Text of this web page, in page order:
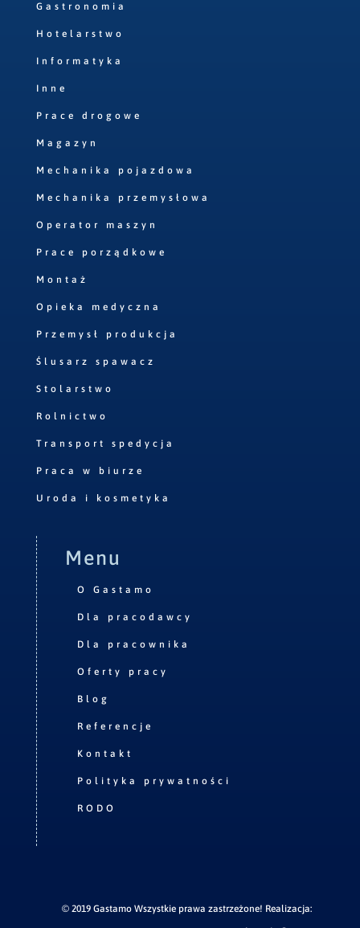
Gastronomia
Hotelarstwo
Informatyka
Inne
Prace drogowe
Magazyn
Mechanika pojazdowa
Mechanika przemysłowa
Operator maszyn
Prace porządkowe
Montaż
Opieka medyczna
Przemysł produkcja
Ślusarz spawacz
Stolarstwo
Rolnictwo
Transport spedycja
Praca w biurze
Uroda i kosmetyka
Menu
O Gastamo
Dla pracodawcy
Dla pracownika
Oferty pracy
Blog
Referencje
Kontakt
Polityka prywatności
RODO
© 2019 Gastamo Wszystkie prawa zastrzeżone! Realizacja: